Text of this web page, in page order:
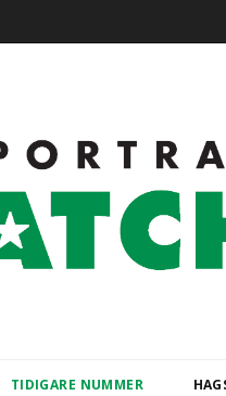
TIDIGARE NUMMER